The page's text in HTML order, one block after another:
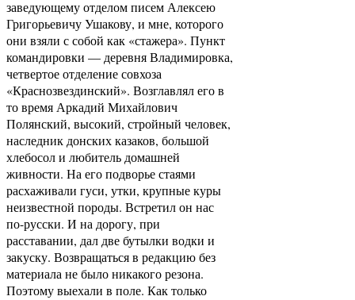
заведующему отделом писем Алексею
Григорьевичу Ушакову, и мне, которого
они взяли с собой как «стажера». Пункт
командировки — деревня Владимировка,
четвертое отделение совхоза
«Краснозвездинский». Возглавлял его в
то время Аркадий Михайлович
Полянский, высокий, стройный человек,
наследник донских казаков, большой
хлебосол и любитель домашней
живности. На его подворье стаями
расхаживали гуси, утки, крупные куры
неизвестной породы. Встретил он нас
по-русски. И на дорогу, при
расставании, дал две бутылки водки и
закуску. Возвращаться в редакцию без
материала не было никакого резона.
Поэтому выехали в поле. Как только